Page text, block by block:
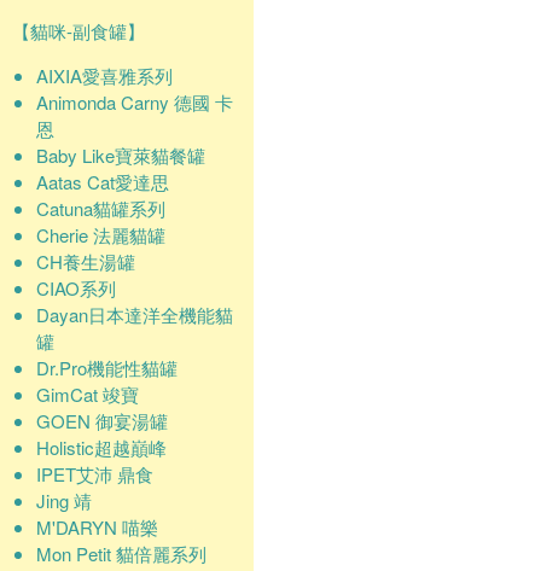
【貓咪-副食罐】
AIXIA愛喜雅系列
Animonda Carny 德國 卡
恩
Baby Like寶萊貓餐罐
Aatas Cat愛達思
Catuna貓罐系列
Cherie 法麗貓罐
CH養生湯罐
CIAO系列
Dayan日本達洋全機能貓
罐
Dr.Pro機能性貓罐
GimCat 竣寶
GOEN 御宴湯罐
Holistic超越巔峰
IPET艾沛 鼎食
Jing 靖
M'DARYN 喵樂
Mon Petit 貓倍麗系列